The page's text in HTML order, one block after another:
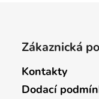
Zákaznická
Kontakty
Dodací